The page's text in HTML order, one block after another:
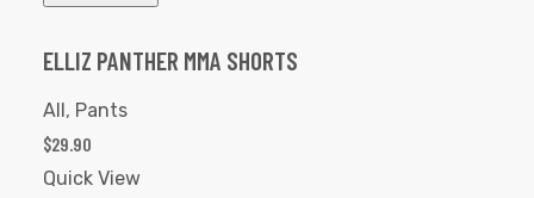
ELLIZ PANTHER MMA SHORTS
All, Pants
$29.90
Quick View